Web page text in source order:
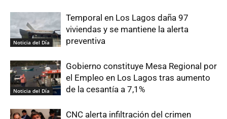
Noticia del Día
Temporal en Los Lagos daña 97
viviendas y se mantiene la alerta
preventiva
Noticia del Día
Gobierno constituye Mesa Regional por
el Empleo en Los Lagos tras aumento
de la cesantía a 7,1%
CNC alerta infiltración del crimen